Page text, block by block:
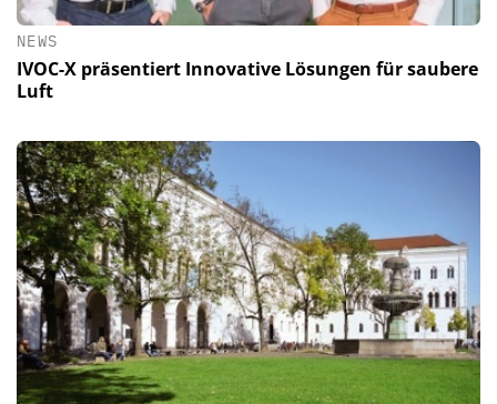
NEWS
IVOC-X präsentiert Innovative Lösungen für saubere
Luft